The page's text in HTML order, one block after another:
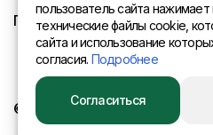
Политика
© 2015 Eurositex Latvija
пользователь сайта нажимает
технические файлы cookie,
сайта и использование
согласия. Подробнее
Согласиться